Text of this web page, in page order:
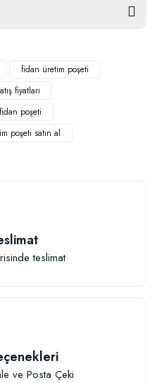
fidan üretim poşeti
fiyatları
poşeti
poşeti satın al
teslimat
ve Posta Çeki